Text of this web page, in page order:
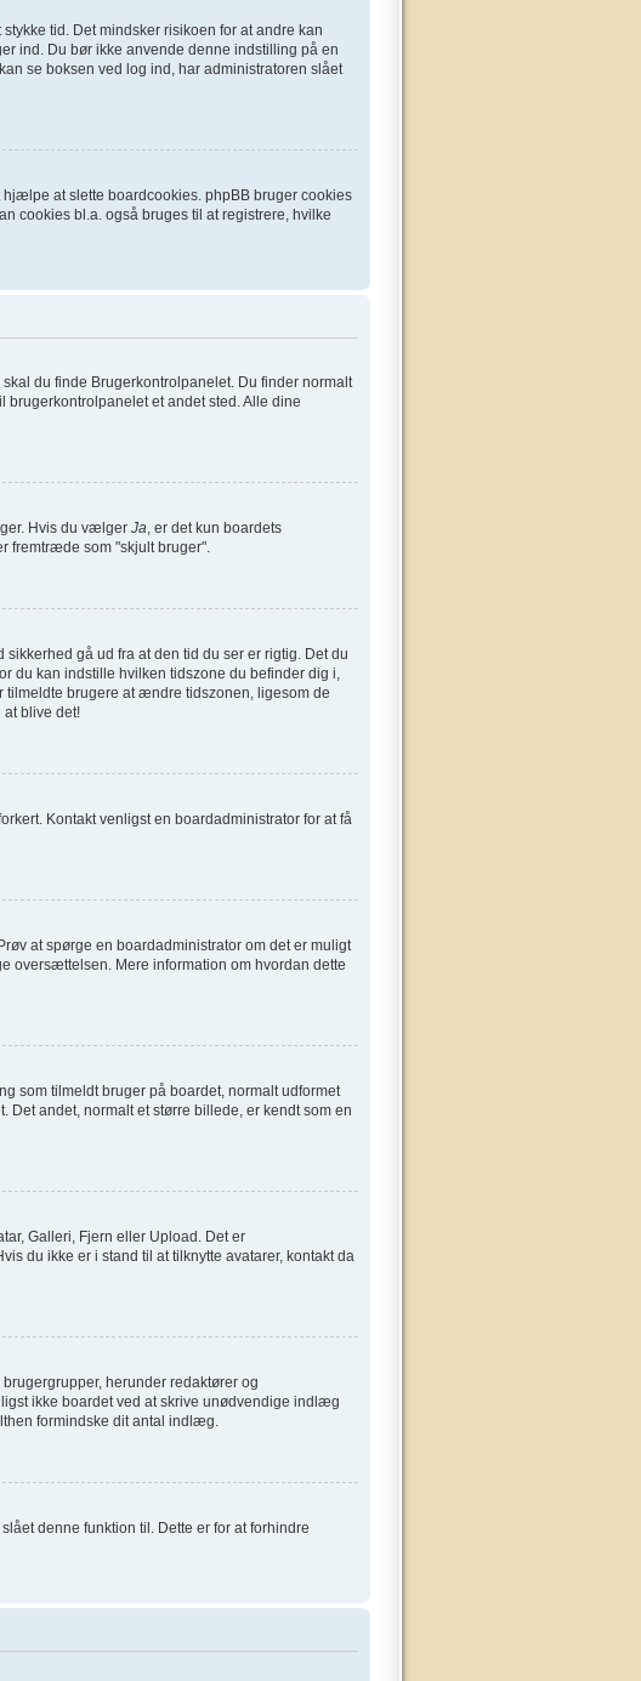
tid. Det mindsker risikoen for at andre kan
ind. Du bør ikke anvende denne indstilling på en
se boksen ved log ind, har administratoren slået
at slette boardcookies. phpBB bruger cookies
cookies bl.a. også bruges til at registrere, hvilke
du finde Brugerkontrolpanelet. Du finder normalt
et andet sted. Alle dine
Hvis du vælger Ja , er det kun boardets
fremtræde som "skjult bruger".
gå ud fra at den tid du ser er rigtig. Det du
du kan indstille hvilken tidszone du befinder dig i,
tilmeldte brugere at ændre tidszonen, ligesom de
blive det!
Kontakt venligst en boardadministrator for at få
at spørge en boardadministrator om det er muligt
oversættelsen. Mere information om hvordan dette
som tilmeldt bruger på boardet, normalt udformet
andet, normalt et større billede, er kendt som en
Galleri, Fjern eller Upload. Det er
du ikke er i stand til at tilknytte avatarer, kontakt da
herunder redaktører og
ikke boardet ved at skrive unødvendige indlæg
formindske dit antal indlæg.
denne funktion til. Dette er for at forhindre